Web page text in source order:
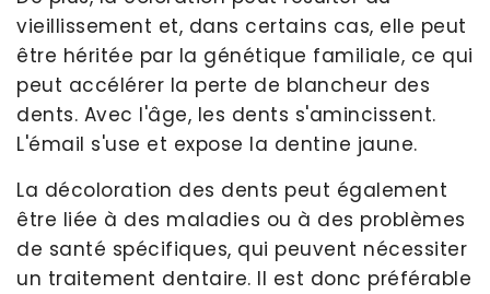
vieillissement et, dans certains cas, elle peut
être héritée par la génétique familiale, ce qui
peut accélérer la perte de blancheur des
dents. Avec l'âge, les dents s'amincissent.
L'émail s'use et expose la dentine jaune.
La décoloration des dents peut également
être liée à des maladies ou à des problèmes
de santé spécifiques, qui peuvent nécessiter
un traitement dentaire. Il est donc préférable